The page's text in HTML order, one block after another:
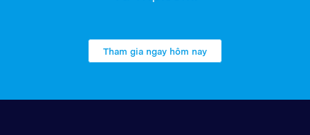
Tham gia ngay hôm nay